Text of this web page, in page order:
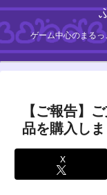
ゲーム中心のまる
【ご報告】
品を購入しま
X